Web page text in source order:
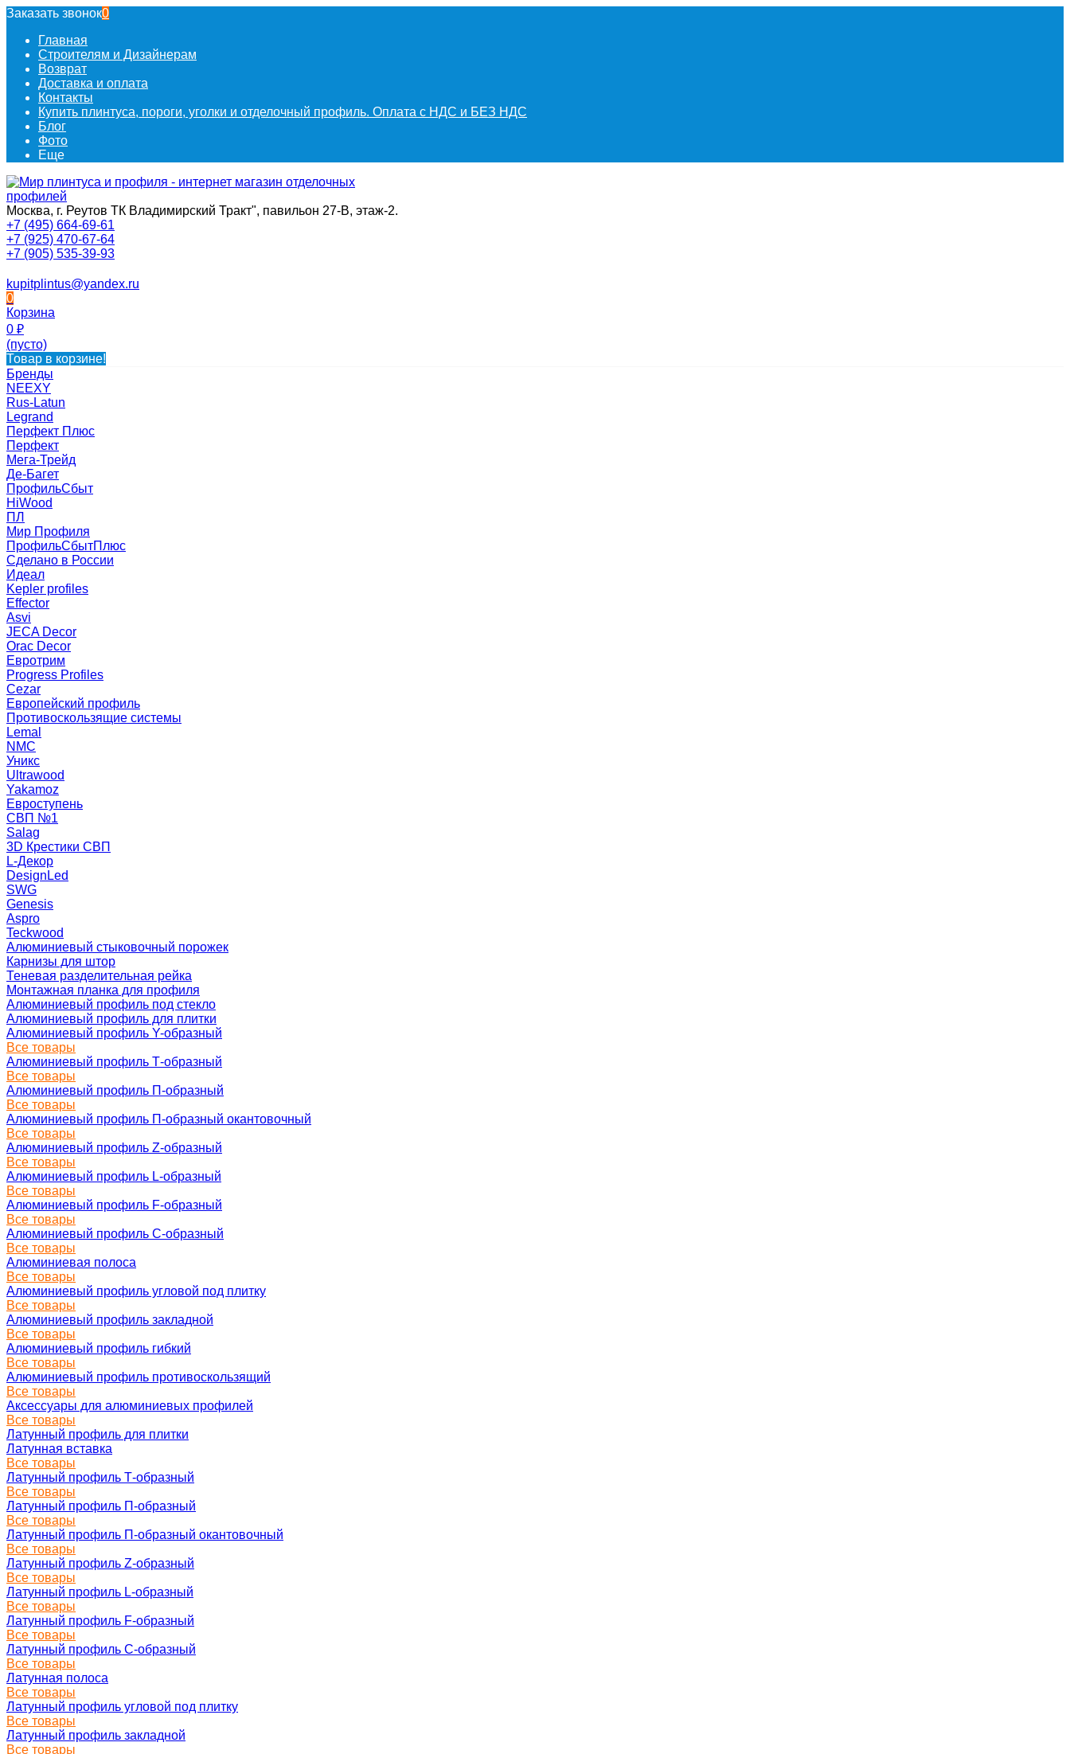
Заказать звонок0
Главная
Строителям и Дизайнерам
Возврат
Доставка и оплата
Контакты
Купить плинтуса, пороги, уголки и отделочный профиль. Оплата с НДС и БЕЗ НДС
Блог
Фото
Еще
Москва, г. Реутов ТК Владимирский Тракт", павильон 27-В, этаж-2.
+7 (495) 664-69-61
+7 (925) 470-67-64
+7 (905) 535-39-93
kupitplintus@yandex.ru
0
Корзина
0 ₽
(пусто)
Товар в корзине!
Бренды
NEEXY
Rus-Latun
Legrand
Перфект Плюс
Перфект
Мега-Трейд
Де-Багет
ПрофильСбыт
HiWood
ПЛ
Мир Профиля
ПрофильСбытПлюс
Сделано в России
Идеал
Kepler profiles
Effector
Asvi
JECA Decor
Orac Decor
Евротрим
Progress Profiles
Cezar
Европейский профиль
Противоскользящие системы
Lemal
NMC
Уникс
Ultrawood
Yakamoz
Евроступень
СВП №1
Salag
3D Крестики СВП
L-Декор
DesignLed
SWG
Genesis
Aspro
Teckwood
Алюминиевый стыковочный порожек
Карнизы для штор
Теневая разделительная рейка
Монтажная планка для профиля
Алюминиевый профиль под стекло
Алюминиевый профиль для плитки
Алюминиевый профиль Y-образный
Все товары
Алюминиевый профиль Т-образный
Все товары
Алюминиевый профиль П-образный
Все товары
Алюминиевый профиль П-образный окантовочный
Все товары
Алюминиевый профиль Z-образный
Все товары
Алюминиевый профиль L-образный
Все товары
Алюминиевый профиль F-образный
Все товары
Алюминиевый профиль C-образный
Все товары
Алюминиевая полоса
Все товары
Алюминиевый профиль угловой под плитку
Все товары
Алюминиевый профиль закладной
Все товары
Алюминиевый профиль гибкий
Все товары
Алюминиевый профиль противоскользящий
Все товары
Аксессуары для алюминиевых профилей
Все товары
Латунный профиль для плитки
Латунная вставка
Все товары
Латунный профиль Т-образный
Все товары
Латунный профиль П-образный
Все товары
Латунный профиль П-образный окантовочный
Все товары
Латунный профиль Z-образный
Все товары
Латунный профиль L-образный
Все товары
Латунный профиль F-образный
Все товары
Латунный профиль C-образный
Все товары
Латунная полоса
Все товары
Латунный профиль угловой под плитку
Все товары
Латунный профиль закладной
Все товары